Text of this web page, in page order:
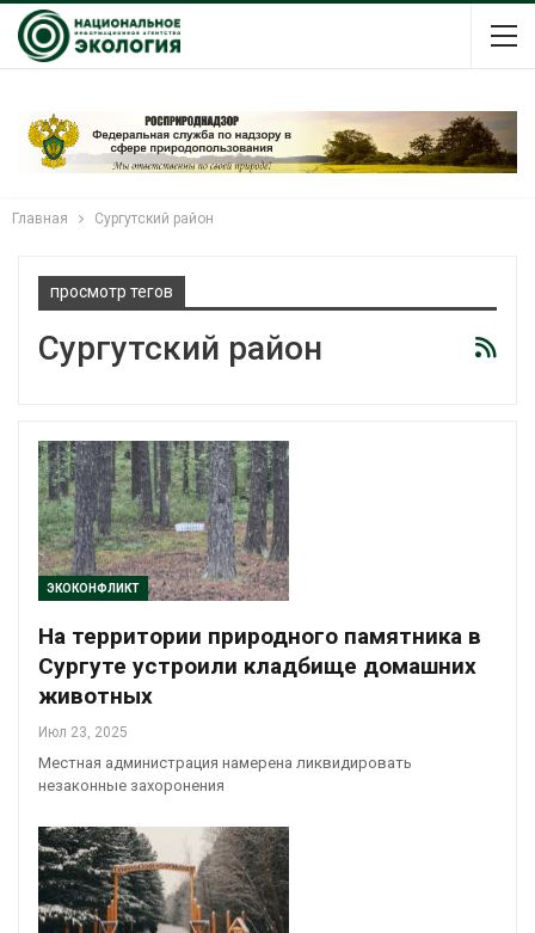
Главная Сургутский район
просмотр тегов
Сургутский район
ЭКОКОНФЛИКТ
На территории природного памятника в
Сургуте устроили кладбище домашних
животных
Июл 23, 2025
Местная администрация намерена ликвидировать
незаконные захоронения